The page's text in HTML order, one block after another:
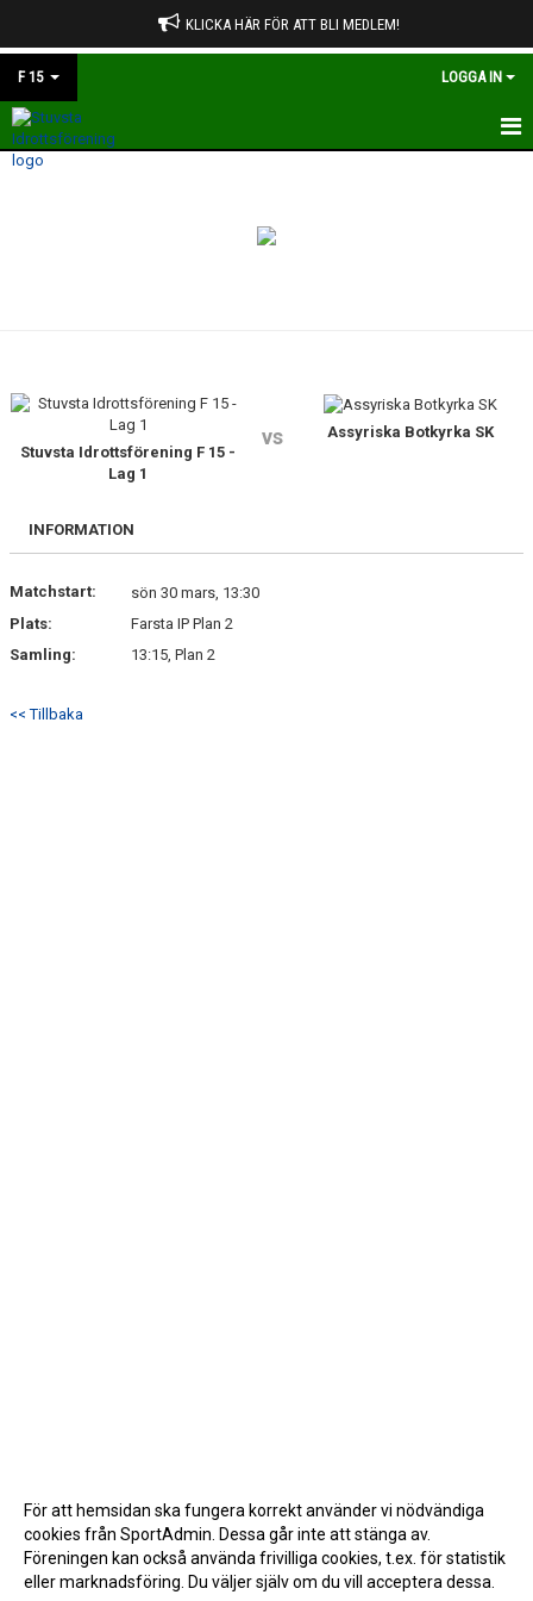
KLICKA HÄR FÖR ATT BLI MEDLEM!
F 15 LOGGA IN
HEM
KONTAKT
Stuvsta Idrottsförening F 15 -
Lag 1
vs Assyriska Botkyrka SK
INFORMATION
Matchstart:
sön 30 mars, 13:30
Plats:
Farsta IP Plan 2
Samling:
13:15, Plan 2
<< Tillbaka
För att hemsidan ska fungera korrekt använder vi nödvändiga
cookies från SportAdmin. Dessa går inte att stänga av.
Föreningen kan också använda frivilliga cookies, t.ex. för statistik
eller marknadsföring. Du väljer själv om du vill acceptera dessa.